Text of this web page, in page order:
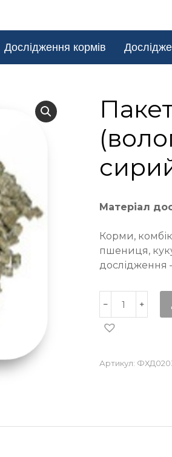
Дослідження кормів
Матеріал
Корми,
пшениця,
дослідження
Артикул: